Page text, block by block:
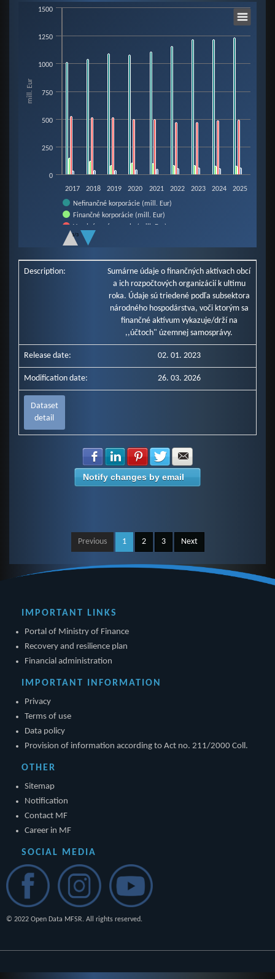
Chart
View as data table, Chart
The chart has 1 X axis displaying categories.
The chart has 1 Y axis displaying mill. Eur. Data ranges from 0.02 to 1236.
mill. Eur
Nefinančné korporácie (mill. Eur)
Finančné korporácie (mill. Eur)
Verejná správa spolu (mill. Eur)
Domácnosti (mill. Eur)
Zahraničie (mill. Eur)
1/3
2017 2018 2019 2020 2021 2022 2023 2024 2025
0
250
500
750
1000
1250
1500
Description:
Sumárne údaje o finančných aktívach obcí
a ich rozpočtových organizácií k ultimu
roka. Údaje sú triedené podľa subsektora
národného hospodárstva, voči ktorým sa
finančné aktívum vykazuje/drží na
,,účtoch" územnej samosprávy.
Release date: 02. 01. 2023
Modification date: 26. 03. 2026
Dataset
detail
Share with Facebook
Share with LinkedIn
Share with Pinterest
Share with Twitter
Notify changes by email
Previous 1 2 3 Next
IMPORTANT LINKS
Portal of Ministry of Finance
Recovery and resilience plan
Financial administration
IMPORTANT INFORMATION
Privacy
Terms of use
Data policy
Provision of information according to Act no. 211/2000 Coll.
OTHER
Sitemap
Notification
Contact MF
Career in MF
SOCIAL MEDIA
© 2022 Open Data MFSR. All rights reserved.